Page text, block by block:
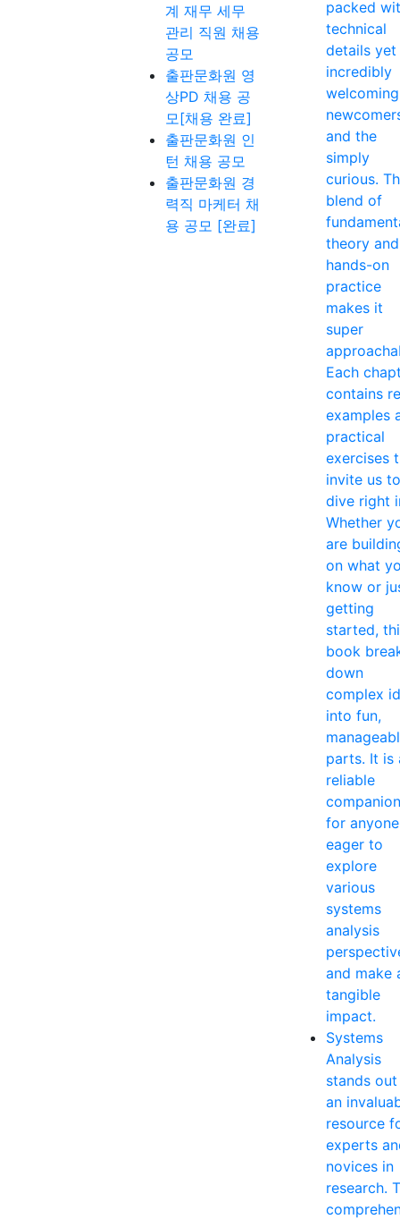
계 재무 세무
관리 직원 채용
공모
출판문화원 영
상PD 채용 공
모[채용 완료]
출판문화원 인
턴 채용 공모
출판문화원 경
력직 마케터 채
용 공모 [완료]
packed
technical
details yet
incredibly
and the
simply
curious.
blend of
theory and
hands-on
practice
makes it
super
Each
contains
examples
practical
exercises
invite us to
dive right
Whether
are
on what
know or
getting
started,
book
down
complex
into fun,
parts. It is
reliable
companion
for anyone
eager to
explore
various
systems
analysis
and make
tangible
impact.
Systems
Analysis
stands out
an
resource
experts
novices in
research.